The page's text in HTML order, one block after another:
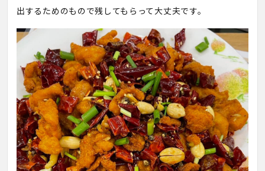
出するためのもので残してもらって大丈夫です。